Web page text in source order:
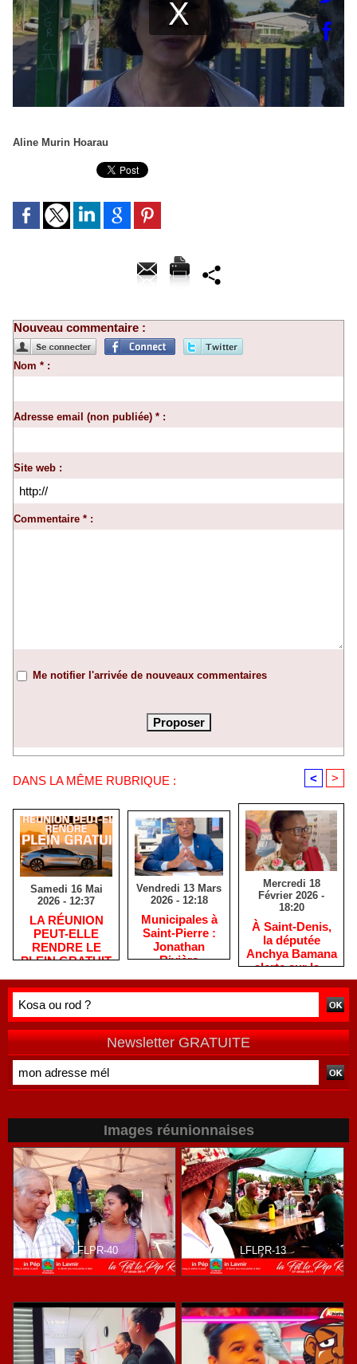
Aline Murin Hoarau
Nouveau commentaire :
Nom * :
Adresse email (non publiée) * :
Site web :
Commentaire * :
Me notifier l'arrivée de nouveaux commentaires
DANS LA MÊME RUBRIQUE : < >
Samedi 16 Mai
2026 - 12:37
​LA RÉUNION
PEUT-ELLE
RENDRE LE
PLEIN GRATUIT
Vendredi 13 Mars
2026 - 12:18
​Municipales à
Saint-Pierre :
Jonathan
Rivière
habitants après
de terrain
Mercredi 18
Février 2026 -
18:20
​À Saint-Denis,
la députée
Anchya Bamana
alerte sur la «
double peine »
vécue par
Newsletter GRATUITE
Images réunionnaises
LFLPR-40 LFLPR-13